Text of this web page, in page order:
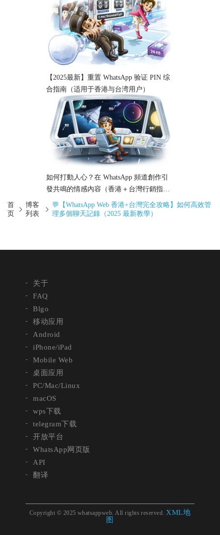
【2025最新】重置 WhatsApp 验证 PIN 综
合指南（适用于香港与台湾用户）
如何打動人心？在 WhatsApp 頻道創作引
發共鳴的情感內容（香港＋台灣行銷指
南）
首
页
博客
列表
💬【WhatsApp Web 香港+台灣完全攻略】如何高效管
理多個聊天記錄（2025 最新教學）
关于
FAQ
Blgo
移动应用
Android
iPhone/iPad
Mobile Web
桌面应用
PC/Mac/Linux
macOS
wps下载
telegram下载
开放平台
WhatsApp网页版
API
翻译
Copyright © 2025 whatsappweb. All rights reserved.XML地
图